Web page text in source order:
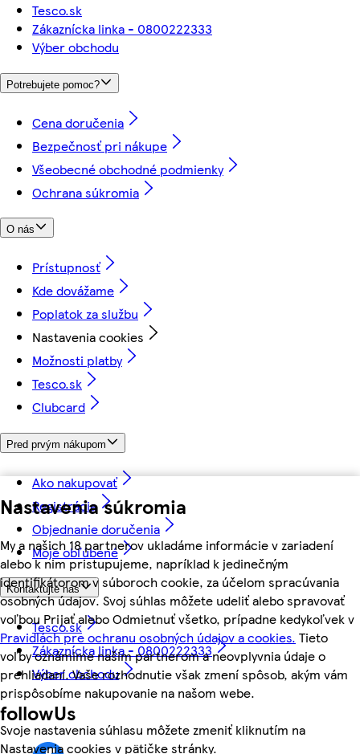
Nastavenia súkromia
My a našich 18 partnerov ukladáme informácie v zariadení
alebo k nim pristupujeme, napríklad k jedinečným
identifikátorom v súboroch cookie, za účelom spracúvania
osobných údajov. Svoj súhlas môžete udeliť alebo spravovať
voľbou Prijať alebo Odmietnuť všetko, prípadne kedykoľvek v
Pravidlách pre ochranu osobných údajov a cookies. Tieto
voľby oznámime našim partnerom a neovplyvnia údaje o
prehliadaní. Vaše rozhodnutie však zmení spôsob, akým vám
prispôsobíme nakupovanie na našom webe.
Svoje nastavenia súhlasu môžete zmeniť kliknutím na
Nastavenia cookies v pätičke stránky.
Tesco.sk
Zákaznícka linka - 0800222333
Výber obchodu
Potrebujete pomoc?
Cena doručenia
Bezpečnosť pri nákupe
Všeobecné obchodné podmienky
Ochrana súkromia
O nás
Prístupnosť
Kde dovážame
Poplatok za službu
Nastavenia cookies
Možnosti platby
Tesco.sk
Clubcard
Pred prvým nákupom
Ako nakupovať
Registrácia
Objednanie doručenia
Moje obľúbené
Kontaktujte nás
Tesco.sk
Zákaznícka linka - 0800222333
Výber obchodu
followUs